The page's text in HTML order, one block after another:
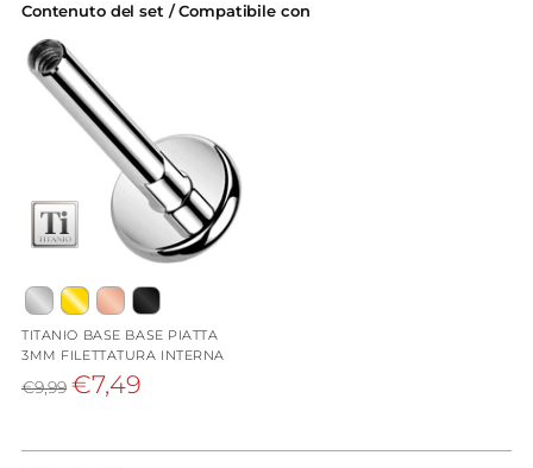
Contenuto del set / Compatibile con
TITANIO BASE BASE PIATTA
3MM FILETTATURA INTERNA
Prezzo
€9,99 €7,49